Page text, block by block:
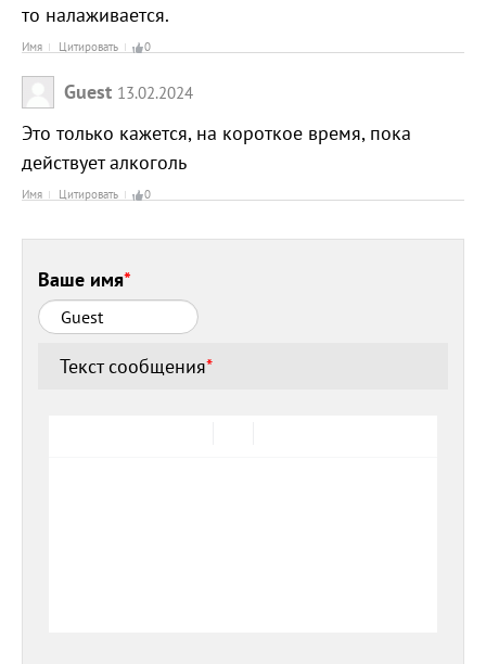
то налаживается.
Имя Цитировать 0
Guest 13.02.2024
Это только кажется, на короткое время, пока
действует алкоголь
Имя Цитировать 0
Ваше имя*
Текст сообщения*